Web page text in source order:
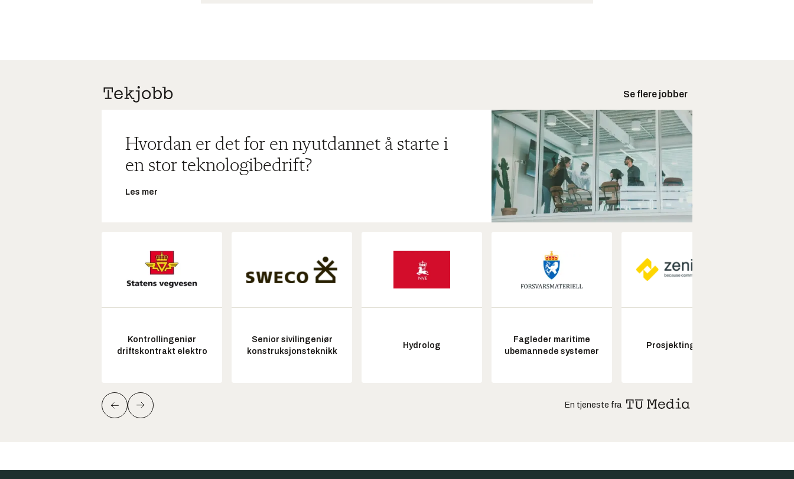
Se flere jobber
Hvordan er det for en nyutdannet å starte i
en stor teknologibedrift?
Les mer
Kontrollingeniør
driftskontrakt elektro
Senior sivilingeniør
konstruksjonsteknikk
Hydrolog
Fagleder maritime
ubemannede systemer
Prosjektingeniør
En tjeneste fra